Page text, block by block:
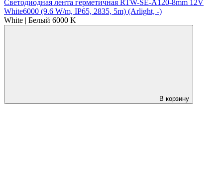
Светодиодная лента герметичная RTW-SE-A120-8mm 12V
White6000 (9.6 W/m, IP65, 2835, 5m) (Arlight, -)
White | Белый 6000 K
В корзину